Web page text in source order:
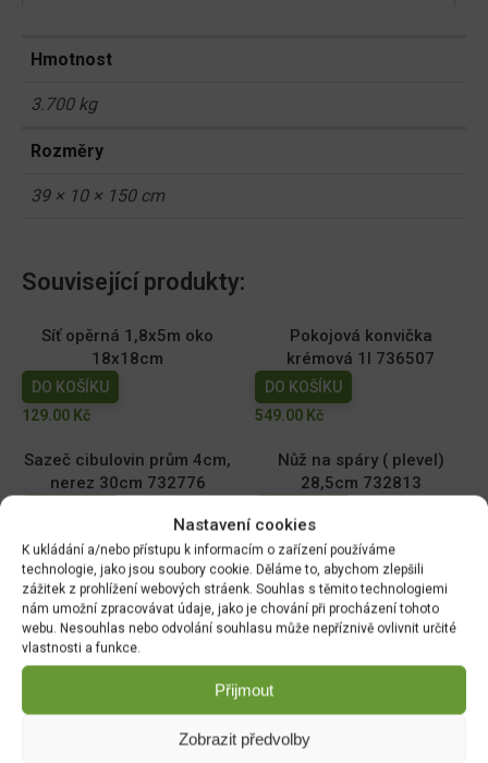
Nastavení cookies
K ukládání a/nebo přístupu k informacím o zařízení používáme
technologie, jako jsou soubory cookie. Děláme to, abychom zlepšili
zážitek z prohlížení webových stráenk. Souhlas s těmito technologiemi
nám umožní zpracovávat údaje, jako je chování při procházení tohoto
webu. Nesouhlas nebo odvolání souhlasu může nepříznivě ovlivnit určité
vlastnosti a funkce.
Přijmout
Zobrazit předvolby
Hmotnost
3.700 kg
Rozměry
39 × 10 × 150 cm
Související produkty:
Síť opěrná 1,8x5m oko
18x18cm
DO KOŠÍKU
129.00 Kč
Pokojová konvička
krémová 1l 736507
DO KOŠÍKU
549.00 Kč
Sazeč cibulovin prům 4cm,
nerez 30cm 732776
399.00 Kč
Nůž na spáry ( plevel)
28,5cm 732813
389.00
Úzká lopatka nerez 33cm
732837
DO KOŠÍKU
369.00Kč
Sázecí kolík nerez 28cm
732790
DO KOŠÍKU
369.00Kč